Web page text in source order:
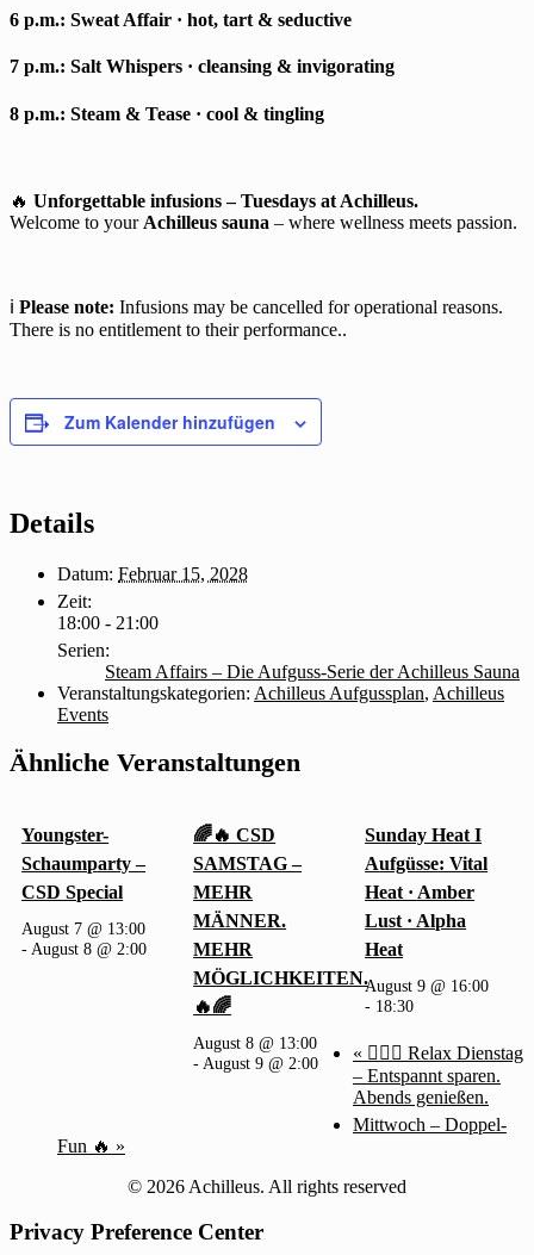
6 p.m.: Sweat Affair · hot, tart & seductive
7 p.m.: Salt Whispers · cleansing & invigorating
8 p.m.: Steam & Tease · cool & tingling
🔥 Unforgettable infusions – Tuesdays at Achilleus.
Welcome to your Achilleus sauna – where wellness meets passion.
ℹ️ Please note: Infusions may be cancelled for operational reasons.
There is no entitlement to their performance..
Zum Kalender hinzufügen
Details
Datum: Februar 15, 2028
Zeit:
18:00 - 21:00
Serien:
Steam Affairs – Die Aufguss-Serie der Achilleus Sauna
Veranstaltungskategorien: Achilleus Aufgussplan, Achilleus
Events
Ähnliche Veranstaltungen
Youngster-
Schaumparty –
CSD Special
August 7 @ 13:00
- August 8 @ 2:00
🌈🔥 CSD
SAMSTAG –
MEHR
MÄNNER.
MEHR
MÖGLICHKEITEN.
🔥🌈
August 8 @ 13:00
- August 9 @ 2:00
Sunday Heat I
Aufgüsse: Vital
Heat · Amber
Lust · Alpha
Heat
August 9 @ 16:00
- 18:30
« 🧖‍♂️✨ Relax Dienstag
– Entspannt sparen.
Abends genießen.
Mittwoch – Doppel-
Fun 🔥 »
© 2026 Achilleus. All rights reserved
Privacy Preference Center